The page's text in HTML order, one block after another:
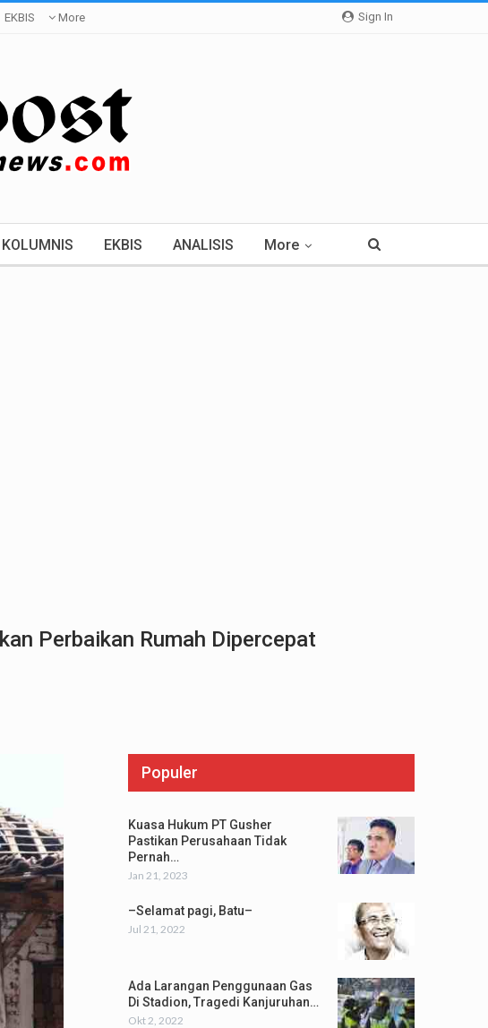
Sign In
EKBIS More
KOLUMNIS EKBIS ANALISIS More
Perbaikan Rumah Dipercepat
Populer
Kuasa Hukum PT Gusher
Pastikan Perusahaan Tidak
Pernah…
Jan 21, 2023
–Selamat pagi, Batu–
Jul 21, 2022
Ada Larangan Penggunaan Gas
Di Stadion, Tragedi Kanjuruhan…
Okt 2, 2022